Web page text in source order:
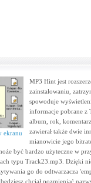
ekranu
MP3 Hint jest
zainstalowaniu,
spowoduje
informacje pobrane z
album, rok,
zawierał także dwie
mianowicie jego
być bardzo użyteczne w
typu Track23.mp3. Dzięki
go do odtwarzacza
chciał pozmieniać